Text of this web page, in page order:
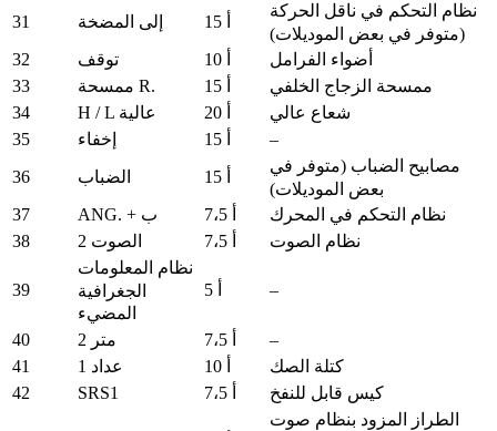
31
إلى المضخة
نظام التحكم في ناقل الحركة
(متوفر في بعض الموديلات)
32
توقف
أضواء الفرامل
33
ممسحة R.
ممسحة الزجاج الخلفي
34
H / L عالية
شعاع عالي
35
إخفاء
–
36
الضباب
مصابيح الضباب (متوفر في
بعض الموديلات)
37
ANG. + ب
نظام التحكم في المحرك
38
الصوت 2 نظام الصوت
39
نظام المعلومات
الجغرافية
المضيء
–
40 متر 2
–
41
عداد 1
كتلة الصك
42
SRS1 كيس قابل للنفخ
الطراز المزود بنظام صوت